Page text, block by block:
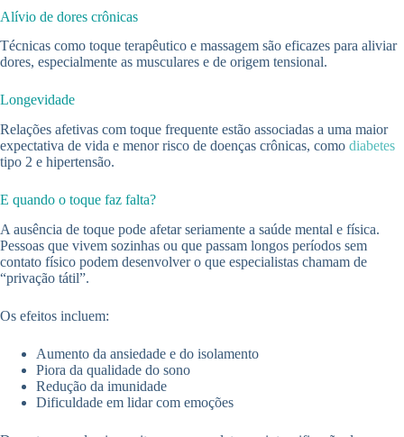
Alívio de dores crônicas
Técnicas como toque terapêutico e massagem são eficazes para aliviar
dores, especialmente as musculares e de origem tensional.
Longevidade
Relações afetivas com toque frequente estão associadas a uma maior
expectativa de vida e menor risco de doenças crônicas, como diabetes
tipo 2 e hipertensão.
E quando o toque faz falta?
A ausência de toque pode afetar seriamente a saúde mental e física.
Pessoas que vivem sozinhas ou que passam longos períodos sem
contato físico podem desenvolver o que especialistas chamam de
“privação tátil”.
Os efeitos incluem:
Aumento da ansiedade e do isolamento
Piora da qualidade do sono
Redução da imunidade
Dificuldade em lidar com emoções